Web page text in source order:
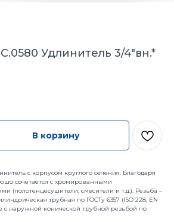
Удлинитель 3/4"вн.*
В корзину
с корпусом круглого сечения. Благодаря
сочетается с хромированными
(полотенцесушители, смесители и т.д.). Резьба –
трубная по ГОСТу 6357 (ISO 228, EN
с наружной конической трубной резьбой по